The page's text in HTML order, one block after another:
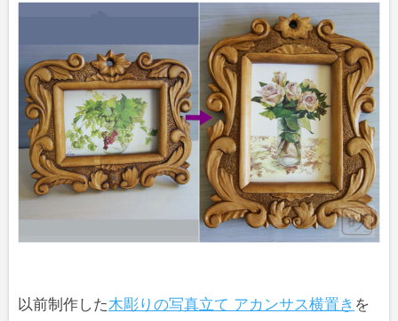
以前制作した木彫りの写真立て アカンサス横置き を